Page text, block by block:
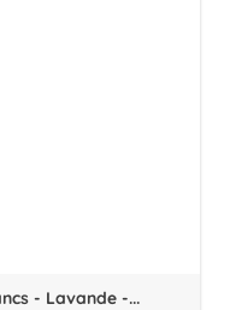
- Lavande -...